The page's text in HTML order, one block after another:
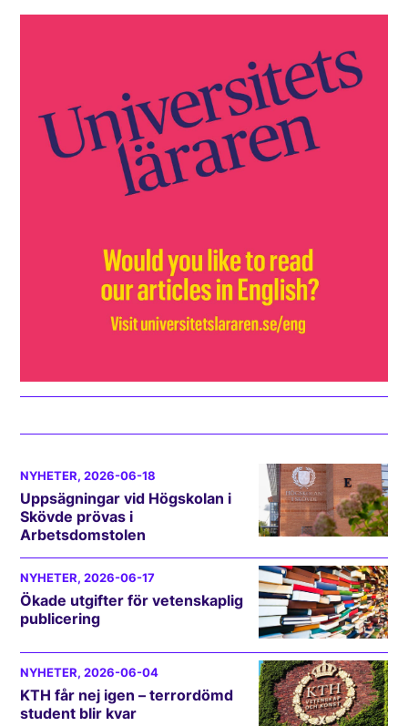
NYHETER, 2026-06-18
Uppsägningar vid Högskolan i
Skövde prövas i
Arbetsdomstolen
NYHETER, 2026-06-17
Ökade utgifter för vetenskaplig
publicering
NYHETER, 2026-06-04
KTH får nej igen – terrordömd
student blir kvar